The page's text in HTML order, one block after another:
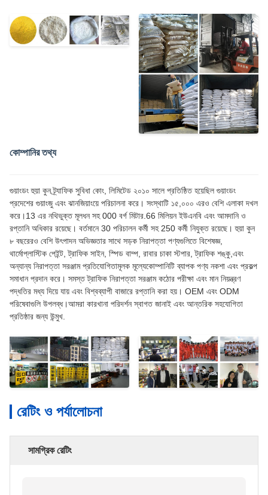
কোম্পানির তথ্য
গুয়াংডং হুয়া কুন ট্র্যাফিক সুবিধা কোং, লিমিটেড ২০১০ সালে প্রতিষ্ঠিত হয়েছিল গুয়াংডং
প্রদেশের গুয়াংজু এবং ঝানজিয়াংয়ে পরিচালনা করে। সংস্থাটি ১৫,০০০ এরও বেশি এলাকা দখল
করে।13 এর নথিভুক্ত মূলধন সহ 000 বর্গ মিটার.66 মিলিয়ন ইউএনবি এবং আমদানি ও
রপ্তানি অধিকার রয়েছে। বর্তমানে 30 পরিচালন কর্মী সহ 250 কর্মী নিযুক্ত রয়েছে। হুয়া কুন
৮ বছরেরও বেশি উৎপাদন অভিজ্ঞতার সাথে সড়ক নিরাপত্তা পণ্যগুলিতে বিশেষজ্ঞ,
থার্মোপ্লাস্টিক পেইন্ট, ট্রাফিক সাইন, স্পিড বাম্প, রাবার চাকা স্টপার, ট্রাফিক শঙ্কু,এবং
অন্যান্য নিরাপত্তা সরঞ্জাম প্রতিযোগিতামূলক মূল্যেকোম্পানিটি ব্যাপক পণ্য নকশা এবং প্রকল্প
সমাধান প্রদান করে। সমস্ত ট্রাফিক নিরাপত্তা সরঞ্জাম কঠোর পরীক্ষা এবং মান নিয়ন্ত্রণ
পদ্ধতির মধ্য দিয়ে যায় এবং বিশ্বব্যাপী বাজারে রপ্তানি করা হয়। OEM এবং ODM
পরিষেবাগুলি উপলব্ধ।আমরা কারখানা পরিদর্শন স্বাগত জানাই এবং আন্তরিক সহযোগিতা
প্রতিষ্ঠার জন্য উন্মুখ.
রেটিং ও পর্যালোচনা
সামগ্রিক রেটিং